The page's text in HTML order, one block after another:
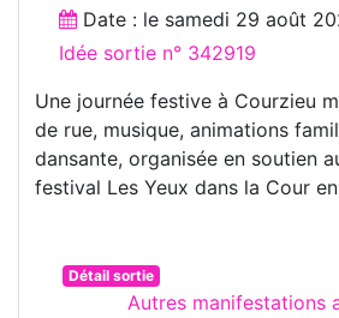
Date : le samedi 29 août
Idée sortie n° 342919
Une journée festive à Courzieu
de rue, musique, animations
dansante, organisée en soutien
festival Les Yeux dans la Cour
Détail sortie
Autres manifestations